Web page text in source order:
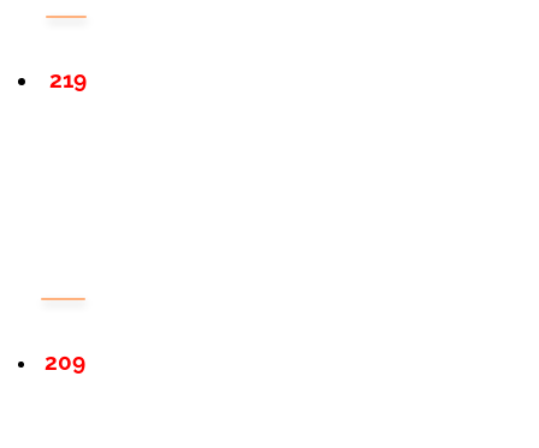
219
209